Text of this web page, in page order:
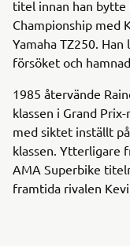
titel innan han bytte
Championship med
Yamaha TZ250.
försöket och
1985 återvände
klassen i Grand
med siktet inställt
klassen. Ytterligare
AMA Superbike
framtida rivalen